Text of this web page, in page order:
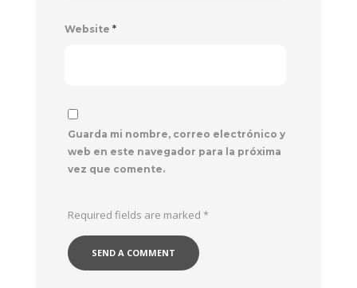
Website *
Guarda mi nombre, correo electrónico y
web en este navegador para la próxima
vez que comente.
Required fields are marked *